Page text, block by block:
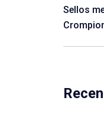
Sellos